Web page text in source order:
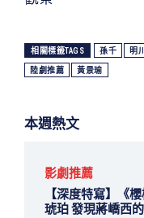
相關標籤TAGS 孫千 明
陸劇推薦 黃景瑜
本週熱文
影劇推薦
【深度特寫】《
琥珀 發現蔣嶠西